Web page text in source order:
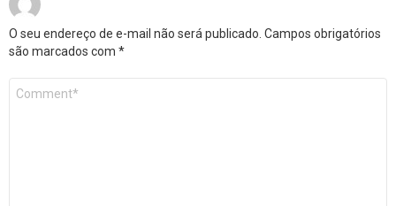
O seu endereço de e-mail não será publicado. Campos obrigatórios
são marcados com *
Comentário